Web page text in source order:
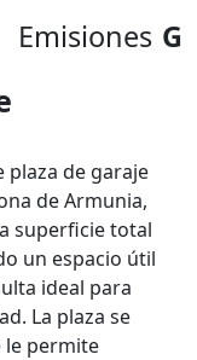
Emisiones G
plaza de garaje
de Armunia,
superficie total
un espacio útil
ideal para
La plaza se
le permite